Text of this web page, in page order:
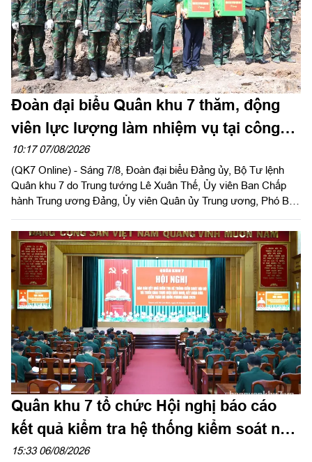
Đoàn đại biểu Quân khu 7 thăm, động
viên lực lượng làm nhiệm vụ tại công
viên Lê Thị Riêng
10:17 07/08/2026
(QK7 Online) - Sáng 7/8, Đoàn đại biểu Đảng ủy, Bộ Tư lệnh
Quân khu 7 do Trung tướng Lê Xuân Thế, Ủy viên Ban Chấp
hành Trung ương Đảng, Ủy viên Quân ủy Trung ương, Phó Bí
hoa, dâng hương tưởng niệm cố Tổng Bí thư Trần Phú, các anh
hùng liệt sĩ và thăm, động viên lực lượng đang làm nhiệm vụ tại
công viên Lê Thị Riêng, Thành phố Hồ Chí Minh.
Quân khu 7 tổ chức Hội nghị báo cáo
kết quả kiểm tra hệ thống kiểm soát nội
bộ
15:33 06/08/2026